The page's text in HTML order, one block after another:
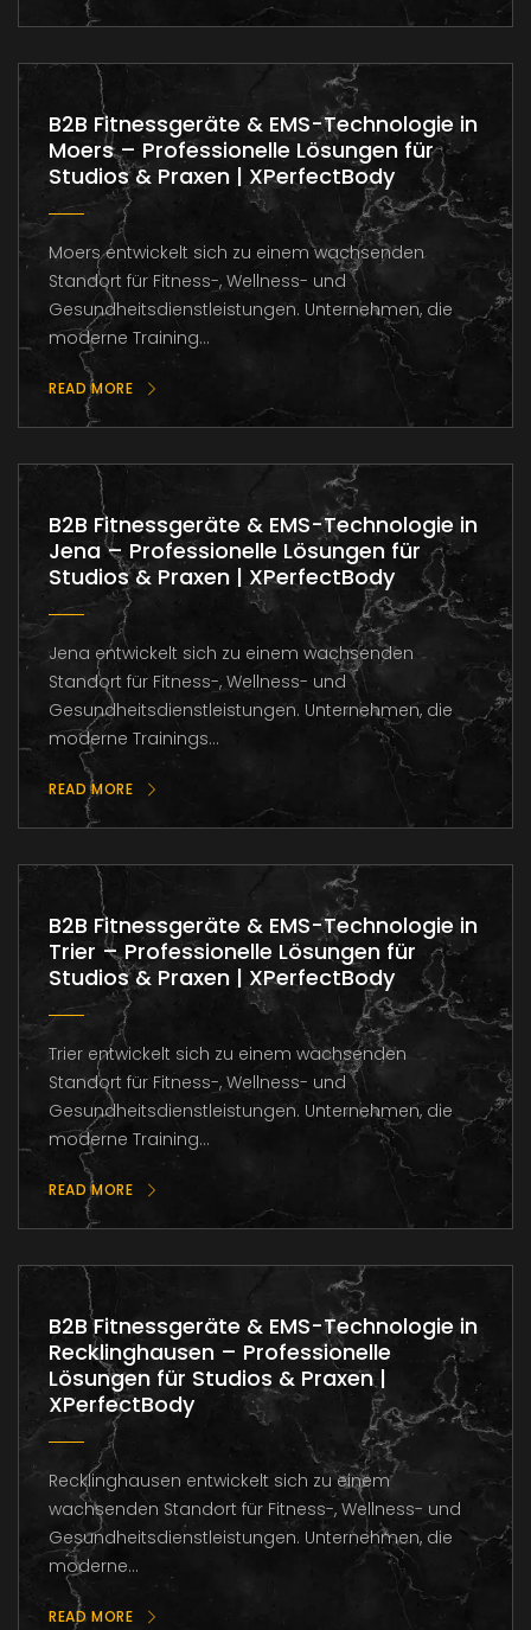
B2B Fitnessgeräte & EMS-Technologie in
Moers – Professionelle Lösungen für
Studios & Praxen | XPerfectBody
Moers entwickelt sich zu einem wachsenden
Standort für Fitness-, Wellness- und
Gesundheitsdienstleistungen. Unternehmen, die
moderne Training...
READ MORE
B2B Fitnessgeräte & EMS-Technologie in
Jena – Professionelle Lösungen für
Studios & Praxen | XPerfectBody
Jena entwickelt sich zu einem wachsenden
Standort für Fitness-, Wellness- und
Gesundheitsdienstleistungen. Unternehmen, die
moderne Trainings...
READ MORE
B2B Fitnessgeräte & EMS-Technologie in
Trier – Professionelle Lösungen für
Studios & Praxen | XPerfectBody
Trier entwickelt sich zu einem wachsenden
Standort für Fitness-, Wellness- und
Gesundheitsdienstleistungen. Unternehmen, die
moderne Training...
READ MORE
B2B Fitnessgeräte & EMS-Technologie in
Recklinghausen – Professionelle
Lösungen für Studios & Praxen |
XPerfectBody
Recklinghausen entwickelt sich zu einem
wachsenden Standort für Fitness-, Wellness- und
Gesundheitsdienstleistungen. Unternehmen, die
moderne...
READ MORE